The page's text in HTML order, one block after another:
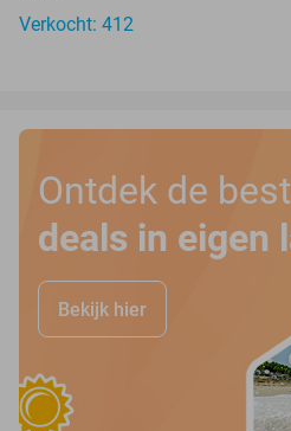
Verkocht: 412
Ontdek de
deals in eigen
Bekijk hier